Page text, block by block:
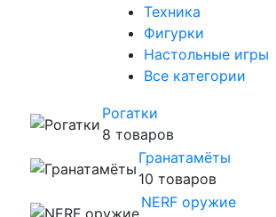
Техника
Фигурки
Настольные игры
Все категории
Рогатки
8 товаров
Гранатамёты
10 товаров
NERF оружие